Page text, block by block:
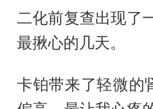
二化前复查出现了
最揪心的几天。
卡铂带来了轻微的